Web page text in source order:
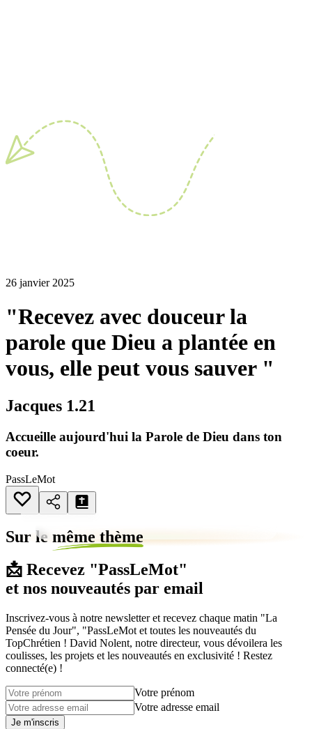
26 janvier 2025
"Recevez avec douceur la
parole que Dieu a plantée en
vous, elle peut vous sauver "
Jacques 1.21
Accueille aujourd'hui la Parole de Dieu dans ton
coeur.
PassLeMot
Sur le même thème
📩 Recevez "PassLeMot"
et nos nouveautés par email
Inscrivez-vous à notre newsletter et recevez chaque matin "La
Pensée du Jour", "PassLeMot et toutes les nouveautés du
TopChrétien ! David Nolent, notre directeur, vous dévoilera les
coulisses, les projets et les nouveautés en exclusivité ! Restez
connecté(e) !
Votre prénom
Votre adresse email
Je m'inscris